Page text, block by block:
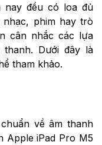
nay đều có loa đủ
phim hay trò
cân nhắc các lựa
Dưới đây là
tham khảo.
về âm thanh
Apple iPad Pro M5